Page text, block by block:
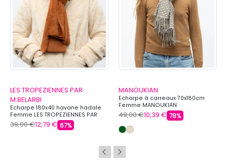
LES TROPEZIENNES PAR
M.BELARBI
Echarpe 180x40 havane hadale
Femme LES TROPEZIENNES PAR
M.BELARBI
39,00 €12,79 € 67%
MANOUKIAN
Echarpe à carreaux 70x180cm
Femme MANOUKIAN
49,00 €10,39 € 78%